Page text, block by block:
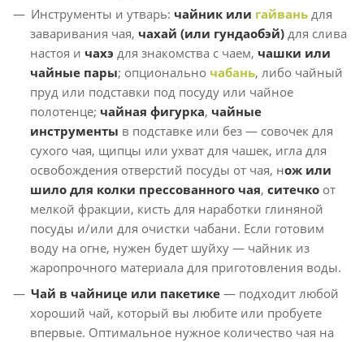
Инструменты и утварь: чайник или гайвань для
заваривания чая, чахай (или гундаобэй) для слива
настоя и чахэ для знакомства с чаем, чашки или
чайные пары; опционально чабань, либо чайный
пруд или подставки под посуду или чайное
полотенце; чайная фигурка, чайные
инструменты в подставке или без — совочек для
сухого чая, щипцы или ухват для чашек, игла для
освобождения отверстий посуды от чая, нож или
шило для колки прессованного чая, ситечко от
мелкой фракции, кисть для наработки глиняной
посуды и/или для очистки чабани. Если готовим
воду на огне, нужен будет шуйху — чайник из
жаропрочного материала для приготовления воды.
Чай в чайнице или пакетике — подходит любой
хороший чай, который вы любите или пробуете
впервые. Оптимальное нужное количество чая на